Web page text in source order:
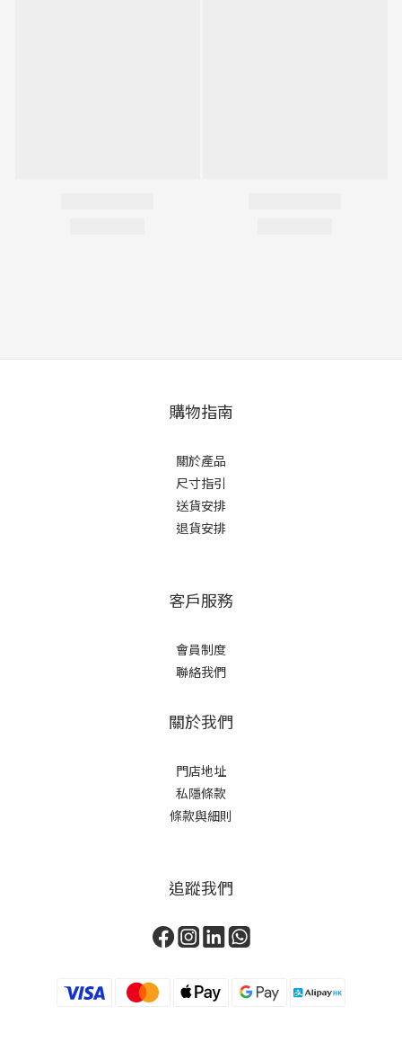
購物指南
關於產品
尺寸指引
送貨安排
退貨安排
客戶服務
會員制度
聯絡我們
關於我們
門店地址
私隱條款
條款與細則
追蹤我們